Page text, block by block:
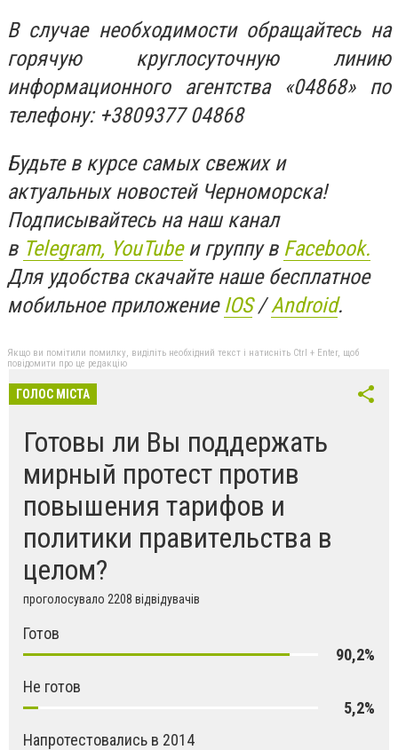
В случае необходимости обращайтесь на
горячую круглосуточную линию
информационного агентства «04868» по
телефону: +3809377 04868
Будьте в курсе самых свежих и
актуальных новостей Черноморска!
Подписывайтесь на наш канал
в Telegram, YouTubeи группу в Facebook.
Для удобства скачайте наше бесплатное
мобильное приложение IOS/Android.
Якщо ви помітили помилку, виділіть необхідний текст і натисніть Ctrl + Enter, щоб
повідомити про це редакцію
ГОЛОС МІСТА
Готовы ли Вы поддержать
мирный протест против
повышения тарифов и
политики правительства в
целом?
проголосувало 2208 відвідувачів
Готов
90,2%
Не готов
5,2%
Напротестовались в 2014